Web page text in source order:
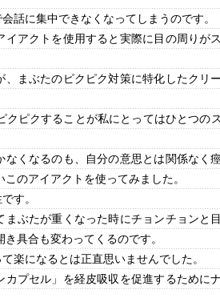
話に集中できなくなってしまうのです。
アクトを使用すると実際に目の周りが
まぶたのピクピク対策に特化したクリ
ピクすることが私にとってはひとつの
くなるのも、自分の意思とは関係なく
のアイアクトを使ってみました。
す。
ぶたが重くなった時にチョンチョンと
具合も変わってくるのです。
楽になるとは正直思いませんでした。
カプセル」を経皮吸収を促進するために